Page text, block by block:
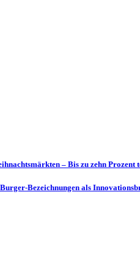
– Bis zu zehn Prozent
Bezeichnungen als